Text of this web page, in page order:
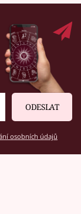
ODESLAT
osobních údajů